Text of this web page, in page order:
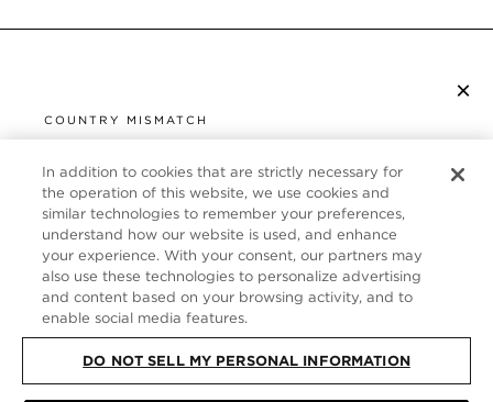
×
COUNTRY MISMATCH
UNITED STATES
It looks like you are visiting us from United States,
but you are currently browsing our France store.
Would you like to be redirected to your local site?
SHOP IN UNITED STATES
CONTINUE BROWSING HERE
SERVICE CLIENT
À PROPOS
FOLLOW US
In addition to cookies that are strictly necessary for
the operation of this website, we use cookies and
similar technologies to remember your preferences,
understand how our website is used, and enhance
your experience. With your consent, our partners may
also use these technologies to personalize advertising
and content based on your browsing activity, and to
enable social media features.
DO NOT SELL MY PERSONAL INFORMATION